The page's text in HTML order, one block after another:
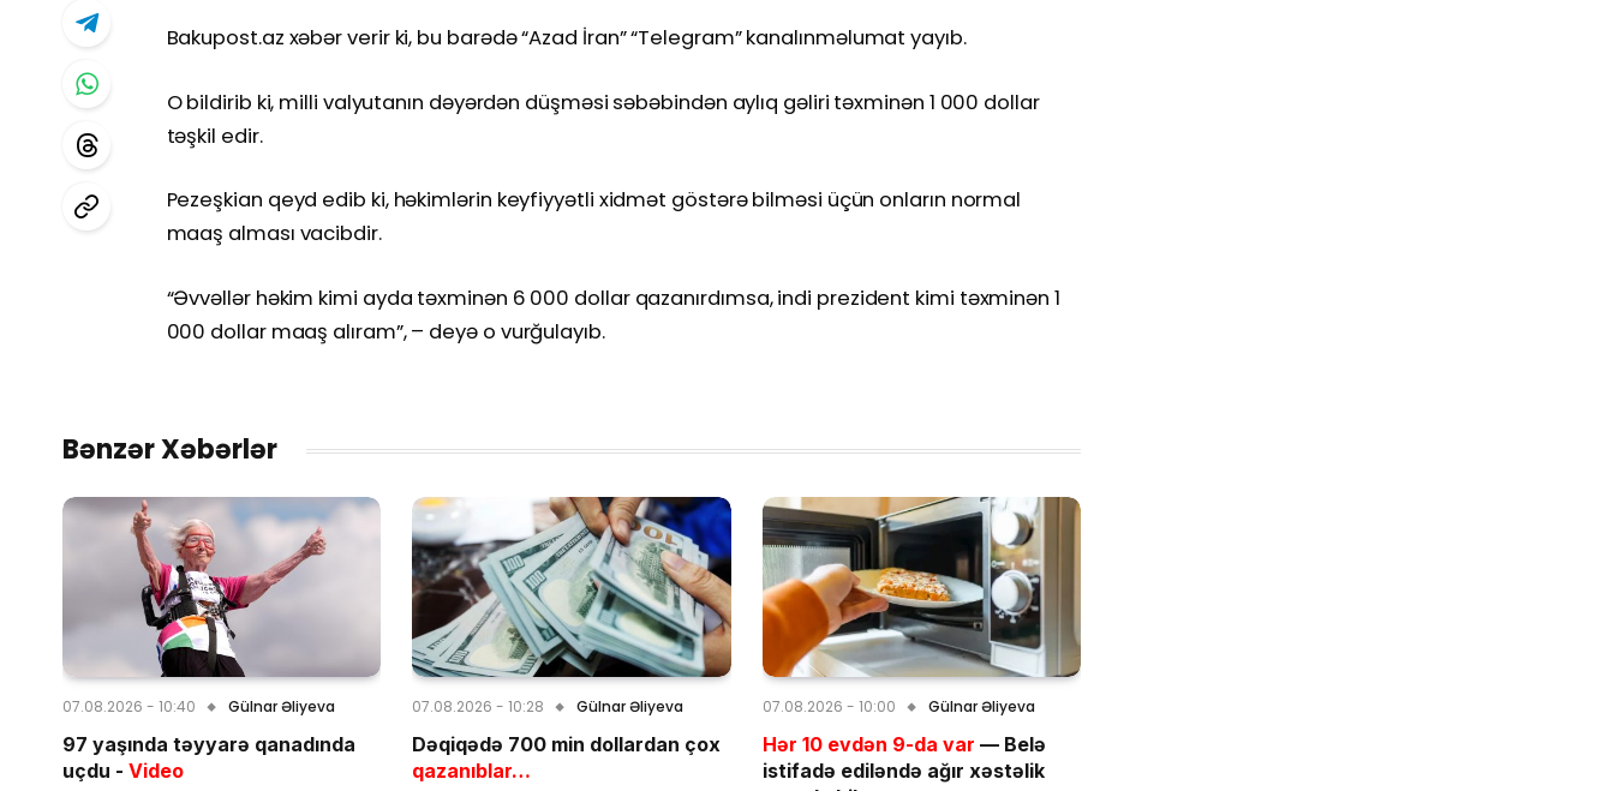
Bakupost.az xəbər verir ki, bu barədə “Azad İran” “Telegram” kanalınməlumat yayıb.
O bildirib ki, milli valyutanın dəyərdən düşməsi səbəbindən aylıq gəliri təxminən 1 000 dollar
təşkil edir.
Pezeşkian qeyd edib ki, həkimlərin keyfiyyətli xidmət göstərə bilməsi üçün onların normal
maaş alması vacibdir.
“Əvvəllər həkim kimi ayda təxminən 6 000 dollar qazanırdımsa, indi prezident kimi təxminən 1
000 dollar maaş alıram”, – deyə o vurğulayıb.
Bənzər Xəbərlər
07.08.2026 - 10:40 Gülnar Əliyeva
97 yaşında təyyarə qanadında
uçdu - Video
07.08.2026 - 10:28 Gülnar Əliyeva
Dəqiqədə 700 min dollardan çox
qazanıblar…
07.08.2026 - 10:00 Gülnar Əliyeva
Hər 10 evdən 9-da var — Belə
istifadə ediləndə ağır xəstəlik